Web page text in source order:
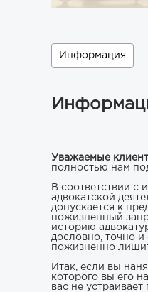
Информация
Уважаемые
полностью нам
В соответствии с
адвокатской
допускается к
пожизненный
историю
дословно, точно
пожизненно
Итак, если вы
которого вы его
вас не